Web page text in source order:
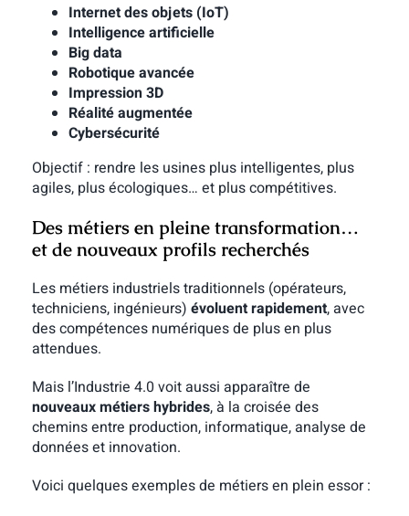
Internet des objets (IoT)
Intelligence artificielle
Big data
Robotique avancée
Impression 3D
Réalité augmentée
Cybersécurité
Objectif : rendre les usines plus intelligentes, plus
agiles, plus écologiques… et plus compétitives.
Des métiers en pleine transformation…
et de nouveaux profils recherchés
Les métiers industriels traditionnels (opérateurs,
techniciens, ingénieurs) évoluent rapidement, avec
des compétences numériques de plus en plus
attendues.
Mais l’Industrie 4.0 voit aussi apparaître de
nouveaux métiers hybrides, à la croisée des
chemins entre production, informatique, analyse de
données et innovation.
Voici quelques exemples de métiers en plein essor :